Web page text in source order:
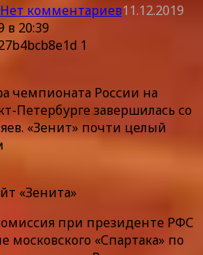
Нет комментариев11.12.2019
в 20:39
1
чемпионата России на
Петербурге завершилась со
«Зенит» почти целый
«Зенита»
при президенте РФС
московского «Спартака» по